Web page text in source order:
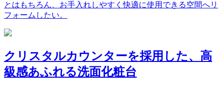
とはもちろん、お手入れしやすく快適に使用できる空間へリ
フォームしたい。
クリスタルカウンターを採用した、高
級感あふれる洗面化粧台